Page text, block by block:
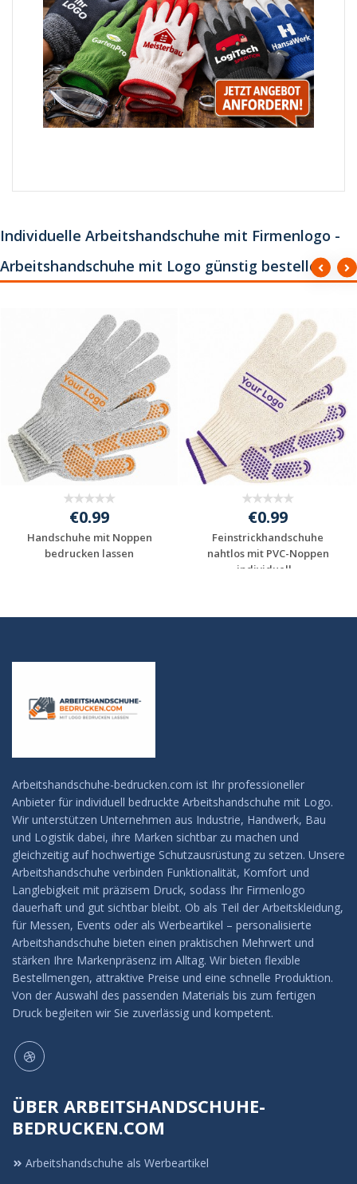
Individuelle Arbeitshandschuhe mit Firmenlogo -
Arbeitshandschuhe mit Logo günstig bestellen
€0.99
Handschuhe mit Noppen
bedrucken lassen
€0.99
Feinstrickhandschuhe
nahtlos mit PVC-Noppen
individuell...
Arbeitshandschuhe-bedrucken.com ist Ihr professioneller
Anbieter für individuell bedruckte Arbeitshandschuhe mit Logo.
Wir unterstützen Unternehmen aus Industrie, Handwerk, Bau
und Logistik dabei, ihre Marken sichtbar zu machen und
gleichzeitig auf hochwertige Schutzausrüstung zu setzen. Unsere
Arbeitshandschuhe verbinden Funktionalität, Komfort und
Langlebigkeit mit präzisem Druck, sodass Ihr Firmenlogo
dauerhaft und gut sichtbar bleibt. Ob als Teil der Arbeitskleidung,
für Messen, Events oder als Werbeartikel – personalisierte
Arbeitshandschuhe bieten einen praktischen Mehrwert und
stärken Ihre Markenpräsenz im Alltag. Wir bieten flexible
Bestellmengen, attraktive Preise und eine schnelle Produktion.
Von der Auswahl des passenden Materials bis zum fertigen
Druck begleiten wir Sie zuverlässig und kompetent.
ÜBER ARBEITSHANDSCHUHE-
BEDRUCKEN.COM
Arbeitshandschuhe als Werbeartikel